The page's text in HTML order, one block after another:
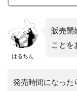
はるちん
販売開
ことを
発売時間になった